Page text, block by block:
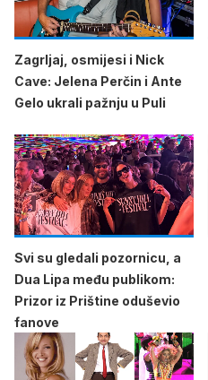
Zagrljaj, osmijesi i Nick
Cave: Jelena Perčin i Ante
Gelo ukrali pažnju u Puli
Svi su gledali pozornicu, a
Dua Lipa među publikom:
Prizor iz Prištine oduševio
fanove